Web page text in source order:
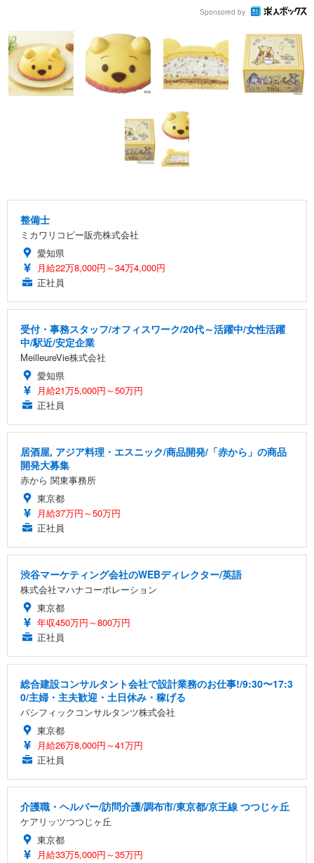
Sponsored by
整備士
ミカワリコピー販売株式会社
愛知県
月給22万8,000円～34万4,000円
正社員
受付・事務スタッフ/オフィスワーク/20代～活躍中/女性活躍
中/駅近/安定企業
MeilleureVie株式会社
愛知県
月給21万5,000円～50万円
正社員
居酒屋, アジア料理・エスニック/商品開発/「赤から」の商品
開発大募集
赤から 関東事務所
東京都
月給37万円～50万円
正社員
渋谷マーケティング会社のWEBディレクター/英語
株式会社マハナコーポレーション
東京都
年収450万円～800万円
正社員
総合建設コンサルタント会社で設計業務のお仕事!/9:30〜17:3
0/主婦・主夫歓迎・土日休み・稼げる
パシフィックコンサルタンツ株式会社
東京都
月給26万8,000円～41万円
正社員
介護職・ヘルパー/訪問介護/調布市/東京都/京王線 つつじヶ丘
ケアリッツつつじヶ丘
東京都
月給33万5,000円～35万円